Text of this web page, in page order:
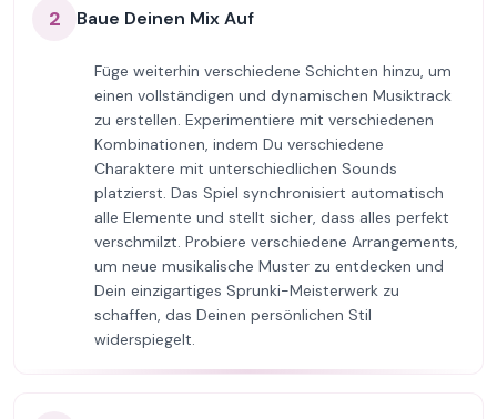
2 Baue Deinen Mix Auf
Füge weiterhin verschiedene Schichten hinzu, um
einen vollständigen und dynamischen Musiktrack
zu erstellen. Experimentiere mit verschiedenen
Kombinationen, indem Du verschiedene
Charaktere mit unterschiedlichen Sounds
platzierst. Das Spiel synchronisiert automatisch
alle Elemente und stellt sicher, dass alles perfekt
verschmilzt. Probiere verschiedene Arrangements,
um neue musikalische Muster zu entdecken und
Dein einzigartiges Sprunki-Meisterwerk zu
schaffen, das Deinen persönlichen Stil
widerspiegelt.